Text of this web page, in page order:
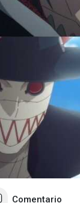
Comentario